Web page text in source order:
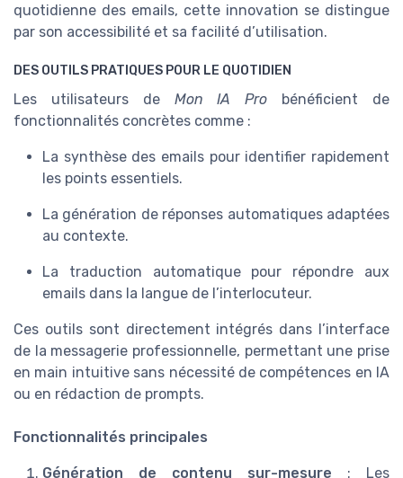
quotidienne des emails, cette innovation se distingue
par son accessibilité et sa facilité d’utilisation.
DES OUTILS PRATIQUES POUR LE QUOTIDIEN
Les utilisateurs de Mon IA Pro bénéficient de
fonctionnalités concrètes comme :
La synthèse des emails pour identifier rapidement
les points essentiels.
La génération de réponses automatiques adaptées
au contexte.
La traduction automatique pour répondre aux
emails dans la langue de l’interlocuteur.
Ces outils sont directement intégrés dans l’interface
de la messagerie professionnelle, permettant une prise
en main intuitive sans nécessité de compétences en IA
ou en rédaction de prompts.
Fonctionnalités principales
Génération de contenu sur-mesure : Les